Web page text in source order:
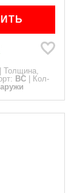
Толщина,
ВС
Кол-